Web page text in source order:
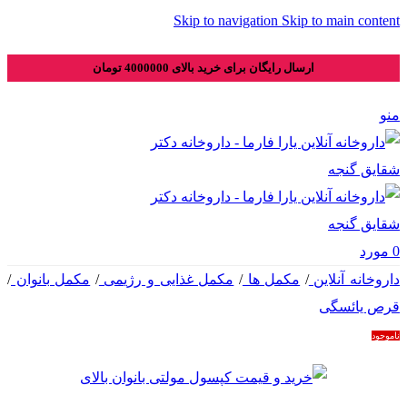
Skip to navigation Skip to main content
ارسال رایگان برای خرید بالای 4000000 تومان
منو
0 مورد
داروخانه آنلاین/ مکمل ها/ مکمل غذایی و رژیمی/ مکمل بانوان/
قرص یائسگی
ناموجود